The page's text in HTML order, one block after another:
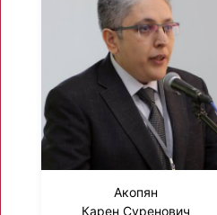
Акопян
Карен Суренович